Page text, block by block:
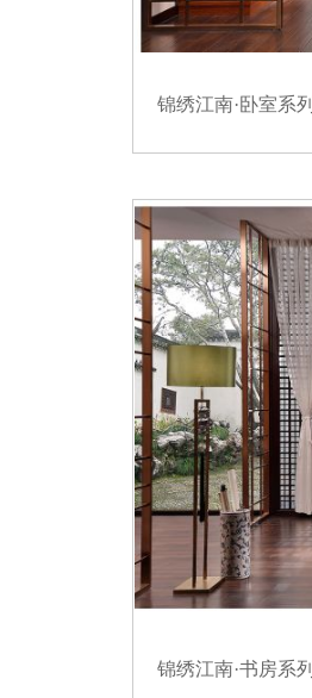
锦绣江南·卧室系列
锦绣江南·书房系列